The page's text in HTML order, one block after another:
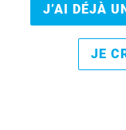
J’AI DÉJÀ
JE